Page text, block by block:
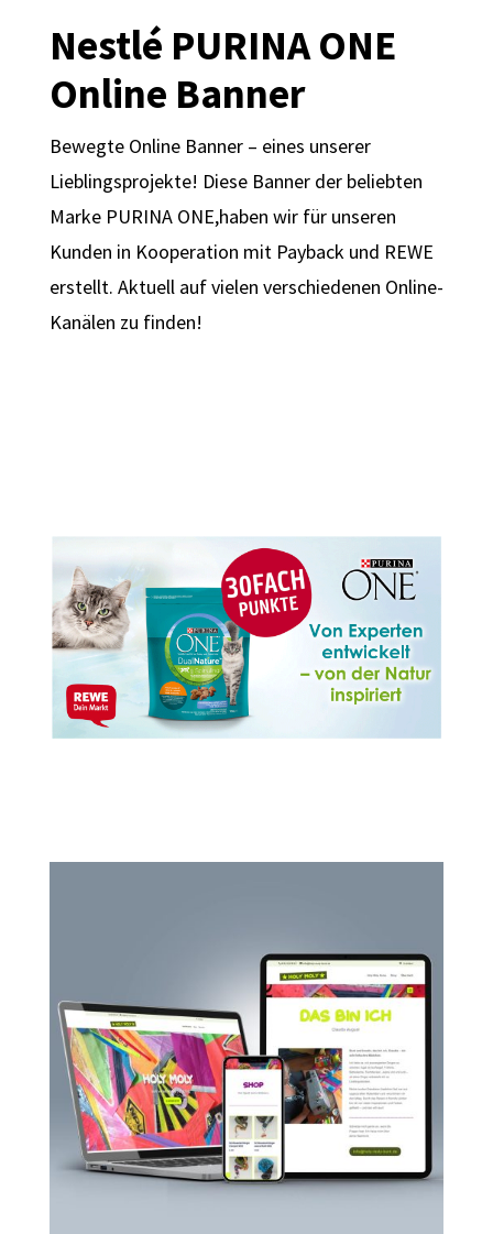
Nestlé PURINA ONE
Online Banner
Bewegte Online Banner – eines unserer
Lieblingsprojekte! Diese Banner der beliebten
Marke PURINA ONE,haben wir für unseren
Kunden in Kooperation mit Payback und REWE
erstellt. Aktuell auf vielen verschiedenen Online-
Kanälen zu finden!